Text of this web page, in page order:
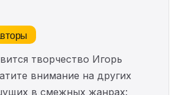
творчество Игорь
внимание на других
в смежных жанрах: